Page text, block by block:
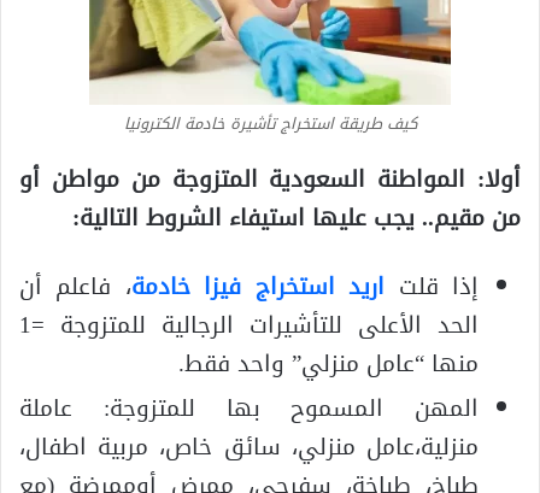
كيف طريقة استخراج تأشيرة خادمة الكترونيا
أولا: المواطنة السعودية المتزوجة من مواطن أو
من مقيم.. يجب عليها استيفاء الشروط التالية:
إذا قلت اريد استخراج فيزا خادمة، فاعلم أن
الحد الأعلى للتأشيرات الرجالية للمتزوجة =1
منها “عامل منزلي” واحد فقط.
المهن المسموح بها للمتزوجة: عاملة
منزلية،عامل منزلي، سائق خاص، مربية اطفال،